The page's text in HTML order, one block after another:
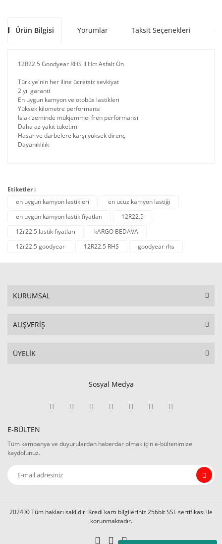
Ürün Bilgisi Yorumlar Taksit Seçenekleri
12R22.5 Goodyear RHS II Hct Asfalt Ön
Türkiye'nin her iline ücretsiz sevkiyat
2 yıl garanti
En uygun kamyon ve otobüs lastikleri
Yüksek kilometre performansı
Islak zeminde mükjemmel fren performansı
Daha az yakıt tüketimi
Hasar ve darbelere karşı yüksek direnç
Dayanıklılık
Etiketler :
en uygun kamyon lastikleri
en ucuz kamyon lastiği
en uygun kamyon lastik fiyatları
12R22.5
12r22.5 lastik fiyatları
kARGO BEDAVA
12r22.5 goodyear
12R22.5 RHS goodyear rhs
KURUMSAL
ALIŞVERİŞ
ÜYELİK
Sosyal Medya
E-BÜLTEN
Tüm kampanya ve duyurulardan haberdar olmak için e-bültenimize
kaydolunuz.
2024 © Tüm hakları saklıdır. Kredi kartı bilgileriniz 256bit SSL sertifikası ile
korunmaktadır.